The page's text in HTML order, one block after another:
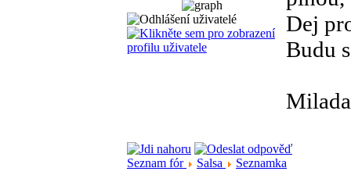
Dej
Budu
Milada
Seznam fór Salsa Seznamka